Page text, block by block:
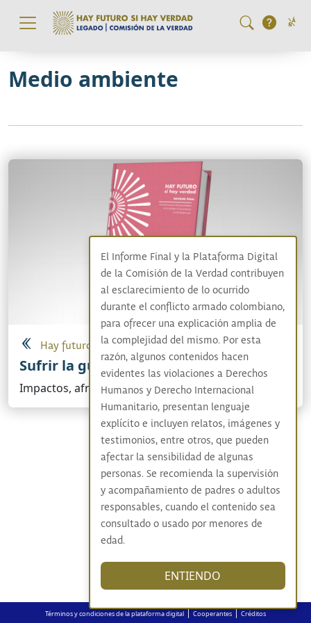
Pasar al contenido principal
Medio ambiente
Hay futuro si hay verdad
Sufrir la guerra y rehacer la vida
Impactos, afrontamientos y resistencias
Términos y condiciones de la plataforma digital|Cooperantes|Créditos
El Informe Final y la Plataforma Digital
de la Comisión de la Verdad contribuyen
al esclarecimiento de lo ocurrido
durante el conflicto armado colombiano,
para ofrecer una explicación amplia de
la complejidad del mismo. Por esta
razón, algunos contenidos hacen
evidentes las violaciones a Derechos
Humanos y Derecho Internacional
Humanitario, presentan lenguaje
explícito e incluyen relatos, imágenes y
testimonios, entre otros, que pueden
afectar la sensibilidad de algunas
personas. Se recomienda la supervisión
y acompañamiento de padres o adultos
responsables, cuando el contenido sea
consultado o usado por menores de
edad.
ENTIENDO